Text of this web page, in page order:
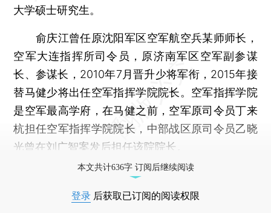
大学硕士研究生。
俞庆江曾任原沈阳军区空军航空兵某师师长，
空军大连指挥所司令员，原济南军区空军副参谋
长、参谋长，2010年7月晋升少将军衔，2015年接
替马健少将出任空军指挥学院院长。空军指挥学院
是空军最高学府，在马健之前，空军原司令员丁来
杭担任空军指挥学院院长，中部战区原司令员乙晓
光曾在刘广智案发后担任该院院长。
本文共计636字 订阅后继续阅读
登录 后获取已订阅的阅读权限